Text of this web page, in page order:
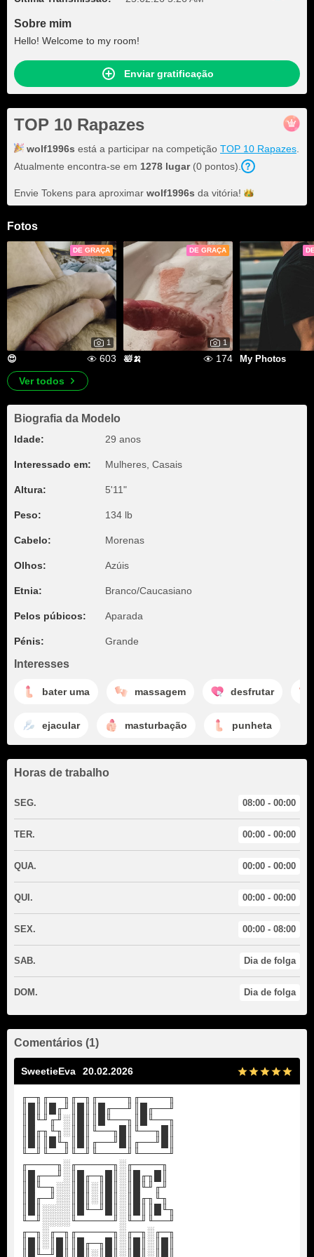
Sobre mim
Hello! Welcome to my room!
Enviar gratificação
TOP 10 Rapazes
wolf1996s está a participar na competição TOP 10 Rapazes
Atualmente encontra-se em 1278 lugar(0 pontos).
Envie Tokens para aproximar wolf1996s da vitória!
Fotos
DE GRAÇA
1
😍 603
DE GRAÇA
1
🛀🍌 174 My Photos
Ver todos
Biografia da Modelo
Idade: 29 anos
Interessado em: Mulheres, Casais
Altura: 5'11"
Peso: 134 lb
Cabelo: Morenas
Olhos: Azúis
Etnia: Branco/Caucasiano
Pelos púbicos: Aparada
Pénis: Grande
Interesses
bater uma massagem desfrutar
ejacular masturbação punheta
Horas de trabalho
SEG. 08:00 - 00:00
TER. 00:00 - 00:00
QUA. 00:00 - 00:00
QUI. 00:00 - 00:00
SEX. 00:00 - 08:00
SAB. Dia de folga
DOM. Dia de folga
Comentários (1)
SweetieEva 20.02.2026
╓─╖╓──╖╓─╖╓────╖╓────╖
║█║║█╓╜║█║║█╓──╜║█╓──╜
║█╙╜╓╜░║█║║█╙──╖║█╙──╖
║█╓╖╙╖░║█║╙──╖█║╙──╖█║
║█║║█╙╖║█║╓──╜█║╓──╜█║
╙─╜╙──╜╙─╜╙────╜╙────╜
╓────╖░╓─────╖░╓────╖
║█╓──╜░║█╓─╖█║░║█╓╖█║
║█╙─╖░░║█║░║█║░║█╙╜╓╜
║█╓─╜░░║█║░║█║░║█╓╖╙╖
║█║░░░░║█╙─╜█║░║█║║█╙╖
╙─╜░░░░╙─────╜░╙─╜╙──╜
╓─╖░╓─╖╓─────╖░╓─╖░╓─╖
║█║░║█║║█╓─╖█║░║█║░║█║
║█╙─╜█║║█║░║█║░║█║░║█║